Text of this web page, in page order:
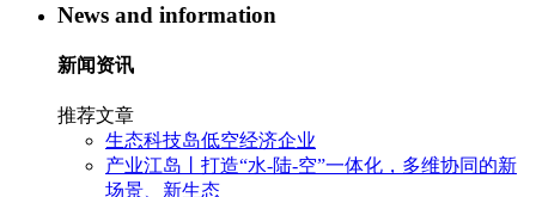
News and information
新闻资讯
推荐文章
生态科技岛低空经济企业
产业江岛丨打造“水-陆-空”一体化，多维协同的新
场景、新生态